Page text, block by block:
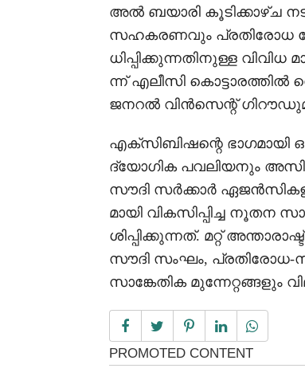
അൽ ബയാരി കൂടിക്കാഴ്ച
സഹകരണവും പ്രതിരോധ
ധിപ്പിക്കുന്നതിനുള്ള
ന്ന് എലീസി
ജനറൽ വിൻസെന്റ്
എക്സിബിഷന്റെ ഭാഗമായി
ദ്യോഗിക പവലിയനും
സൗദി സർക്കാർ
മായി വികസിപ്പിച്ച നൂതന
ശിപ്പിക്കുന്നത്. മറ്റ്
സൗദി സംഘം,
സാങ്കേതിക മുന്നേറ്റങ്ങളും